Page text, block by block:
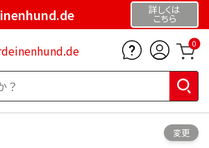
詳しくは
こちら
0
変更